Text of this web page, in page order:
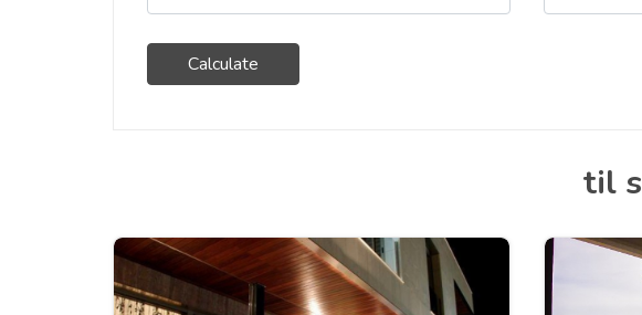
Calculate
til